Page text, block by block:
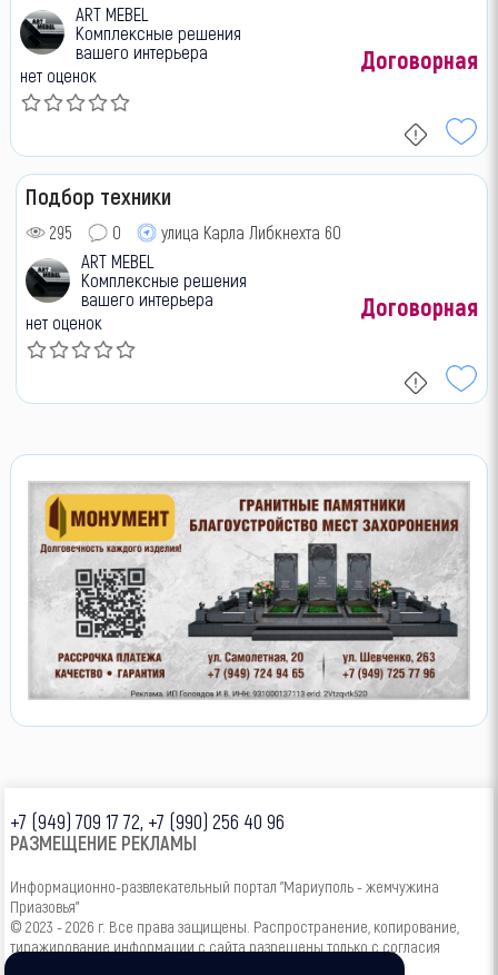
ART MEBEL
Комплексные решения
вашего интерьера
нет оценок
Договорная
Подбор техники
295 0 улица Карла Либкнехта 60
ART MEBEL
Комплексные решения
вашего интерьера
нет оценок
Договорная
+7 (949) 709 17 72, +7 (990) 256 40 96
РАЗМЕЩЕНИЕ РЕКЛАМЫ
Информационно-развлекательный портал "Мариуполь - жемчужина
Приазовья"
© 2023 - 2026 г. Все права защищены. Распространение, копирование,
тиражирование информации с сайта разрешены только с согласия